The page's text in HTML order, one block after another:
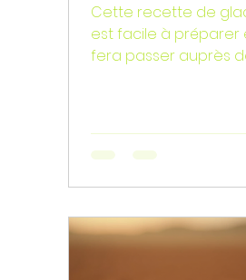
Cette recette de
est facile à préparer
fera passer auprès